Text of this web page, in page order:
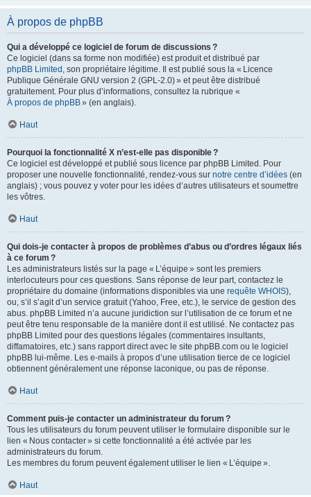
À propos de phpBB
Qui a développé ce logiciel de forum de discussions ?
Ce logiciel (dans sa forme non modifiée) est produit et distribué par
phpBB Limited , son propriétaire légitime. Il est publié sous la « Licence
Publique Générale GNU version 2 (GPL-2.0) » et peut être distribué
gratuitement. Pour plus d’informations, consultez la rubrique «
À propos de phpBB» (en anglais).
Haut
Pourquoi la fonctionnalité X n’est-elle pas disponible ?
Ce logiciel est développé et publié sous licence par phpBB Limited. Pour
proposer une nouvelle fonctionnalité, rendez-vous sur notre centre d’idées (en
anglais) ; vous pouvez y voter pour les idées d’autres utilisateurs et soumettre
les vôtres.
Haut
Qui dois-je contacter à propos de problèmes d’abus ou d’ordres légaux liés
à ce forum ?
Les administrateurs listés sur la page « L’équipe » sont les premiers
interlocuteurs pour ces questions. Sans réponse de leur part, contactez le
propriétaire du domaine (informations disponibles via une requête WHOIS),
ou, s’il s’agit d’un service gratuit (Yahoo, Free, etc.), le service de gestion des
abus. phpBB Limited n’a aucune juridiction sur l’utilisation de ce forum et ne
peut être tenu responsable de la manière dont il est utilisé. Ne contactez pas
phpBB Limited pour des questions légales (commentaires insultants,
diffamatoires, etc.) sans rapport direct avec le site phpBB.com ou le logiciel
phpBB lui-même. Les e-mails à propos d’une utilisation tierce de ce logiciel
obtiennent généralement une réponse laconique, ou pas de réponse.
Haut
Comment puis-je contacter un administrateur du forum ?
Tous les utilisateurs du forum peuvent utiliser le formulaire disponible sur le
lien « Nous contacter » si cette fonctionnalité a été activée par les
administrateurs du forum.
Les membres du forum peuvent également utiliser le lien « L’équipe ».
Haut